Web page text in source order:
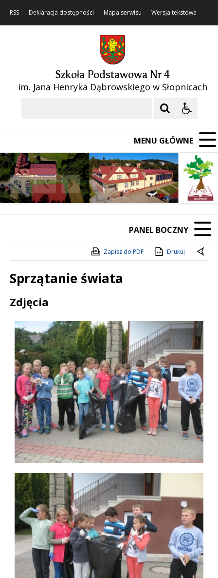
RSS Deklaracja dostępności Mapa serwisu Wersja tekstowa
Szkoła Podstawowa Nr 4
im. Jana Henryka Dąbrowskiego w Słopnicach
MENU GŁÓWNE
Poprzedni Element
Następny Element
❚❚
PANEL BOCZNY
Zapisz do PDF Drukuj
Sprzątanie świata
Treść
Zdjęcia